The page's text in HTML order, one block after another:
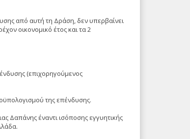
από αυτή τη Δράση, δεν υπερβαίνει
οικονομικό έτος και τα 2
(επιχορηγούμενος
της επένδυσης.
Δαπάνης έναντι ισόποσης εγγυητικής